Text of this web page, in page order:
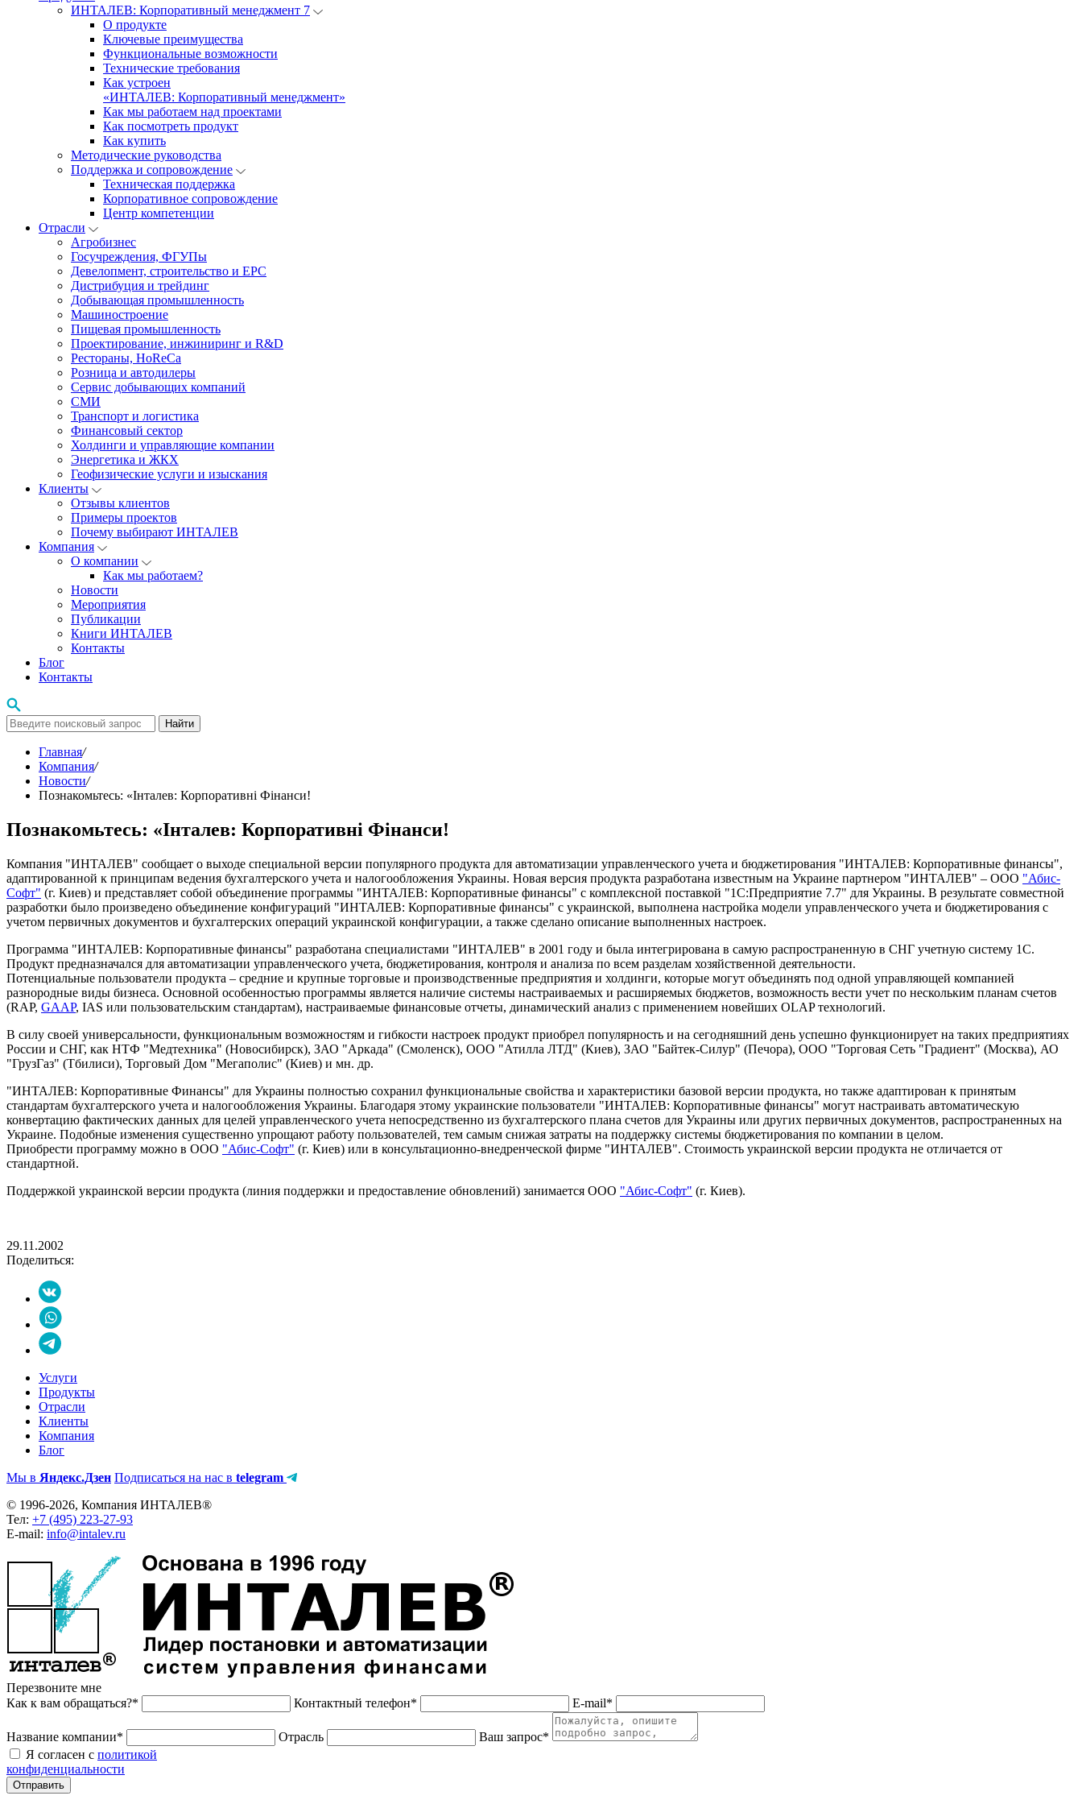
ИНТАЛЕВ: Корпоративный менеджмент 7
О продукте
Ключевые преимущества
Функциональные возможности
Технические требования
Как устроен
«ИНТАЛЕВ: Корпоративный менеджмент»
Как мы работаем над проектами
Как посмотреть продукт
Как купить
Методические руководства
Поддержка и сопровождение
Техническая поддержка
Корпоративное сопровождение
Центр компетенции
Отрасли
Агробизнес
Госучреждения, ФГУПы
Девелопмент, строительство и EPC
Дистрибуция и трейдинг
Добывающая промышленность
Машиностроение
Пищевая промышленность
Проектирование, инжиниринг и R&D
Рестораны, HoReCa
Розница и автодилеры
Сервис добывающих компаний
СМИ
Транспорт и логистика
Финансовый сектор
Холдинги и управляющие компании
Энергетика и ЖКХ
Геофизические услуги и изыскания
Клиенты
Отзывы клиентов
Примеры проектов
Почему выбирают ИНТАЛЕВ
Компания
О компании
Как мы работаем?
Новости
Мероприятия
Публикации
Книги ИНТАЛЕВ
Контакты
Блог
Контакты
Найти
Главная/
Компания/
Новости/
Познакомьтесь: «Iнталев: Корпоративнi Фiнанси!
Познакомьтесь: «Iнталев: Корпоративнi Фiнанси!
Компания "ИНТАЛЕВ" сообщает о выходе специальной версии популярного продукта для автоматизации управленческого учета и бюджетирования "ИНТАЛЕВ: Корпоративные финансы",
адаптированной к принципам ведения бухгалтерского учета и налогообложения Украины. Новая версия продукта разработана известным на Украине партнером "ИНТАЛЕВ" – ООО "Абис-
Софт" (г. Киев) и представляет собой объединение программы "ИНТАЛЕВ: Корпоративные финансы" с комплексной поставкой "1С:Предприятие 7.7" для Украины. В результате совместной
разработки было произведено объединение конфигураций "ИНТАЛЕВ: Корпоративные финансы" с украинской, выполнена настройка модели управленческого учета и бюджетирования с
учетом первичных документов и бухгалтерских операций украинской конфигурации, а также сделано описание выполненных настроек.
Программа "ИНТАЛЕВ: Корпоративные финансы" разработана специалистами "ИНТАЛЕВ" в 2001 году и была интегрирована в самую распространенную в СНГ учетную систему 1С.
Продукт предназначался для автоматизации управленческого учета, бюджетирования, контроля и анализа по всем разделам хозяйственной деятельности.
Потенциальные пользователи продукта – средние и крупные торговые и производственные предприятия и холдинги, которые могут объединять под одной управляющей компанией
разнородные виды бизнеса. Основной особенностью программы является наличие системы настраиваемых и расширяемых бюджетов, возможность вести учет по нескольким планам счетов
(RAP, GAAP, IAS или пользовательским стандартам), настраиваемые финансовые отчеты, динамический анализ с применением новейших OLAP технологий.
В силу своей универсальности, функциональным возможностям и гибкости настроек продукт приобрел популярность и на сегодняшний день успешно функционирует на таких предприятиях
России и СНГ, как НТФ "Медтехника" (Новосибирск), ЗАО "Аркада" (Смоленск), ООО "Атилла ЛТД" (Киев), ЗАО "Байтек-Силур" (Печора), ООО "Торговая Сеть "Градиент" (Москва), АО
"ГрузГаз" (Тбилиси), Торговый Дом "Мегаполис" (Киев) и мн. др.
"ИНТАЛЕВ: Корпоративные Финансы" для Украины полностью сохранил функциональные свойства и характеристики базовой версии продукта, но также адаптирован к принятым
стандартам бухгалтерского учета и налогообложения Украины. Благодаря этому украинские пользователи "ИНТАЛЕВ: Корпоративные финансы" могут настраивать автоматическую
конвертацию фактических данных для целей управленческого учета непосредственно из бухгалтерского плана счетов для Украины или других первичных документов, распространенных на
Украине. Подобные изменения существенно упрощают работу пользователей, тем самым снижая затраты на поддержку системы бюджетирования по компании в целом.
Приобрести программу можно в ООО "Абис-Софт" (г. Киев) или в консультационно-внедренческой фирме "ИНТАЛЕВ". Стоимость украинской версии продукта не отличается от
стандартной.
Поддержкой украинской версии продукта (линия поддержки и предоставление обновлений) занимается ООО "Абис-Софт" (г. Киев).
29.11.2002
Поделиться:
Услуги
Продукты
Отрасли
Клиенты
Компания
Блог
Мы в Яндекс.Дзен Подписаться на нас в telegram
© 1996-2026, Компания ИНТАЛЕВ®
Тел: +7 (495) 223-27-93
E-mail: info@intalev.ru
Перезвоните мне
Как к вам обращаться?*
Контактный телефон* E-mail*
Название компании* Отрасль
Ваш запрос*
Я согласен с политикой
конфиденциальности
Отправить